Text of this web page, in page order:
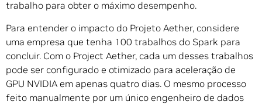
trabalho para obter o máximo desempenho.
Para entender o impacto do Projeto Aether, considere
uma empresa que tenha 100 trabalhos do Spark para
concluir. Com o Project Aether, cada um desses trabalhos
pode ser configurado e otimizado para aceleração de
GPU NVIDIA em apenas quatro dias. O mesmo processo
feito manualmente por um único engenheiro de dados